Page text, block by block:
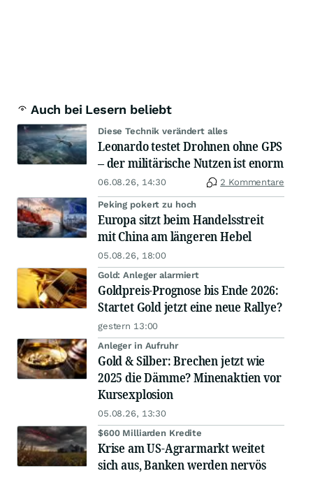
Auch bei Lesern beliebt
Diese Technik verändert alles
Leonardo testet Drohnen ohne GPS
– der militärische Nutzen ist enorm
06.08.26, 14:30 2 Kommentare
Peking pokert zu hoch
Europa sitzt beim Handelsstreit
mit China am längeren Hebel
05.08.26, 18:00
Gold: Anleger alarmiert
Goldpreis-Prognose bis Ende 2026:
Startet Gold jetzt eine neue Rallye?
gestern 13:00
Anleger in Aufruhr
Gold & Silber: Brechen jetzt wie
2025 die Dämme? Minenaktien vor
Kursexplosion
05.08.26, 13:30
$600 Milliarden Kredite
Krise am US-Agrarmarkt weitet
sich aus, Banken werden nervös